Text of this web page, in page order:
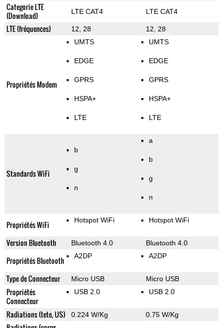
Categorie LTE
(Download)
LTE CAT4 LTE CAT4
LTE (fréquences) 12, 28 12, 28
Propriétés Modem
UMTS
EDGE
GPRS
HSPA+
LTE
UMTS
EDGE
GPRS
HSPA+
LTE
Standards WiFi
b
g
n
a
b
g
n
Propriétés WiFi Hotspot WiFi Hotspot WiFi
Version Bluetooth Bluetooth 4.0 Bluetooth 4.0
Propriétés Bluetooth A2DP A2DP
Type de Connecteur Micro USB Micro USB
Propriétés
Connecteur
USB 2.0 USB 2.0
Radiations (tete, US) 0.224 W/Kg 0.75 W/Kg